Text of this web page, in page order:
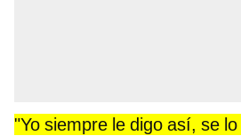
"Yo siempre le digo así, se